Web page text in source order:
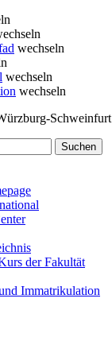
wechseln
wechseln
wechseln
Schweinfurt
der Fakultät
Immatrikulation